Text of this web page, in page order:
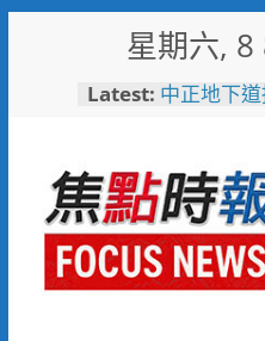
星期六,
Latest: 中正地下
台中市技
國技能競
日本花藝
「花見日和
魅力 8月8
彰化縣長
勢 喊福利